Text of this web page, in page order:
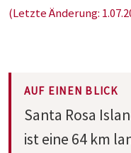
(Letzte Änderung:
AUF EINEN BLICK
Santa Rosa
ist eine 64 km